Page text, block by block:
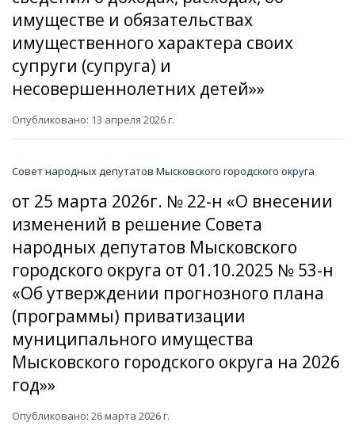
имуществе и обязательствах
имущественного характера своих
супруги (супруга) и
несовершеннолетних детей»»
Опубликовано: 13 апреля 2026 г.
Совет народных депутатов Мысковского городского округа
от 25 марта 2026г. № 22-н «О внесении
изменений в решение Совета
народных депутатов Мысковского
городского округа от 01.10.2025 № 53-н
«Об утверждении прогнозного плана
(программы) приватизации
муниципального имущества
Мысковского городского округа на 2026
год»»
Опубликовано: 26 марта 2026 г.